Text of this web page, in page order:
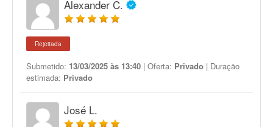
Alexander C.
Rejeitada
Submetido: 13/03/2025 às 13:40 | Oferta: Privado | Duração
estimada: Privado
José L.